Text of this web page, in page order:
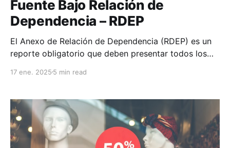
Fuente Bajo Relación de
Dependencia – RDEP
El Anexo de Relación de Dependencia (RDEP) es un
reporte obligatorio que deben presentar todos los
Este documento detalla los pagos realizados y las
año fiscal. ¿Quiénes deben presentar el RDEP?
Sujetos obligados * Empleadores (personas naturales
17 ene. 2025 5 min read